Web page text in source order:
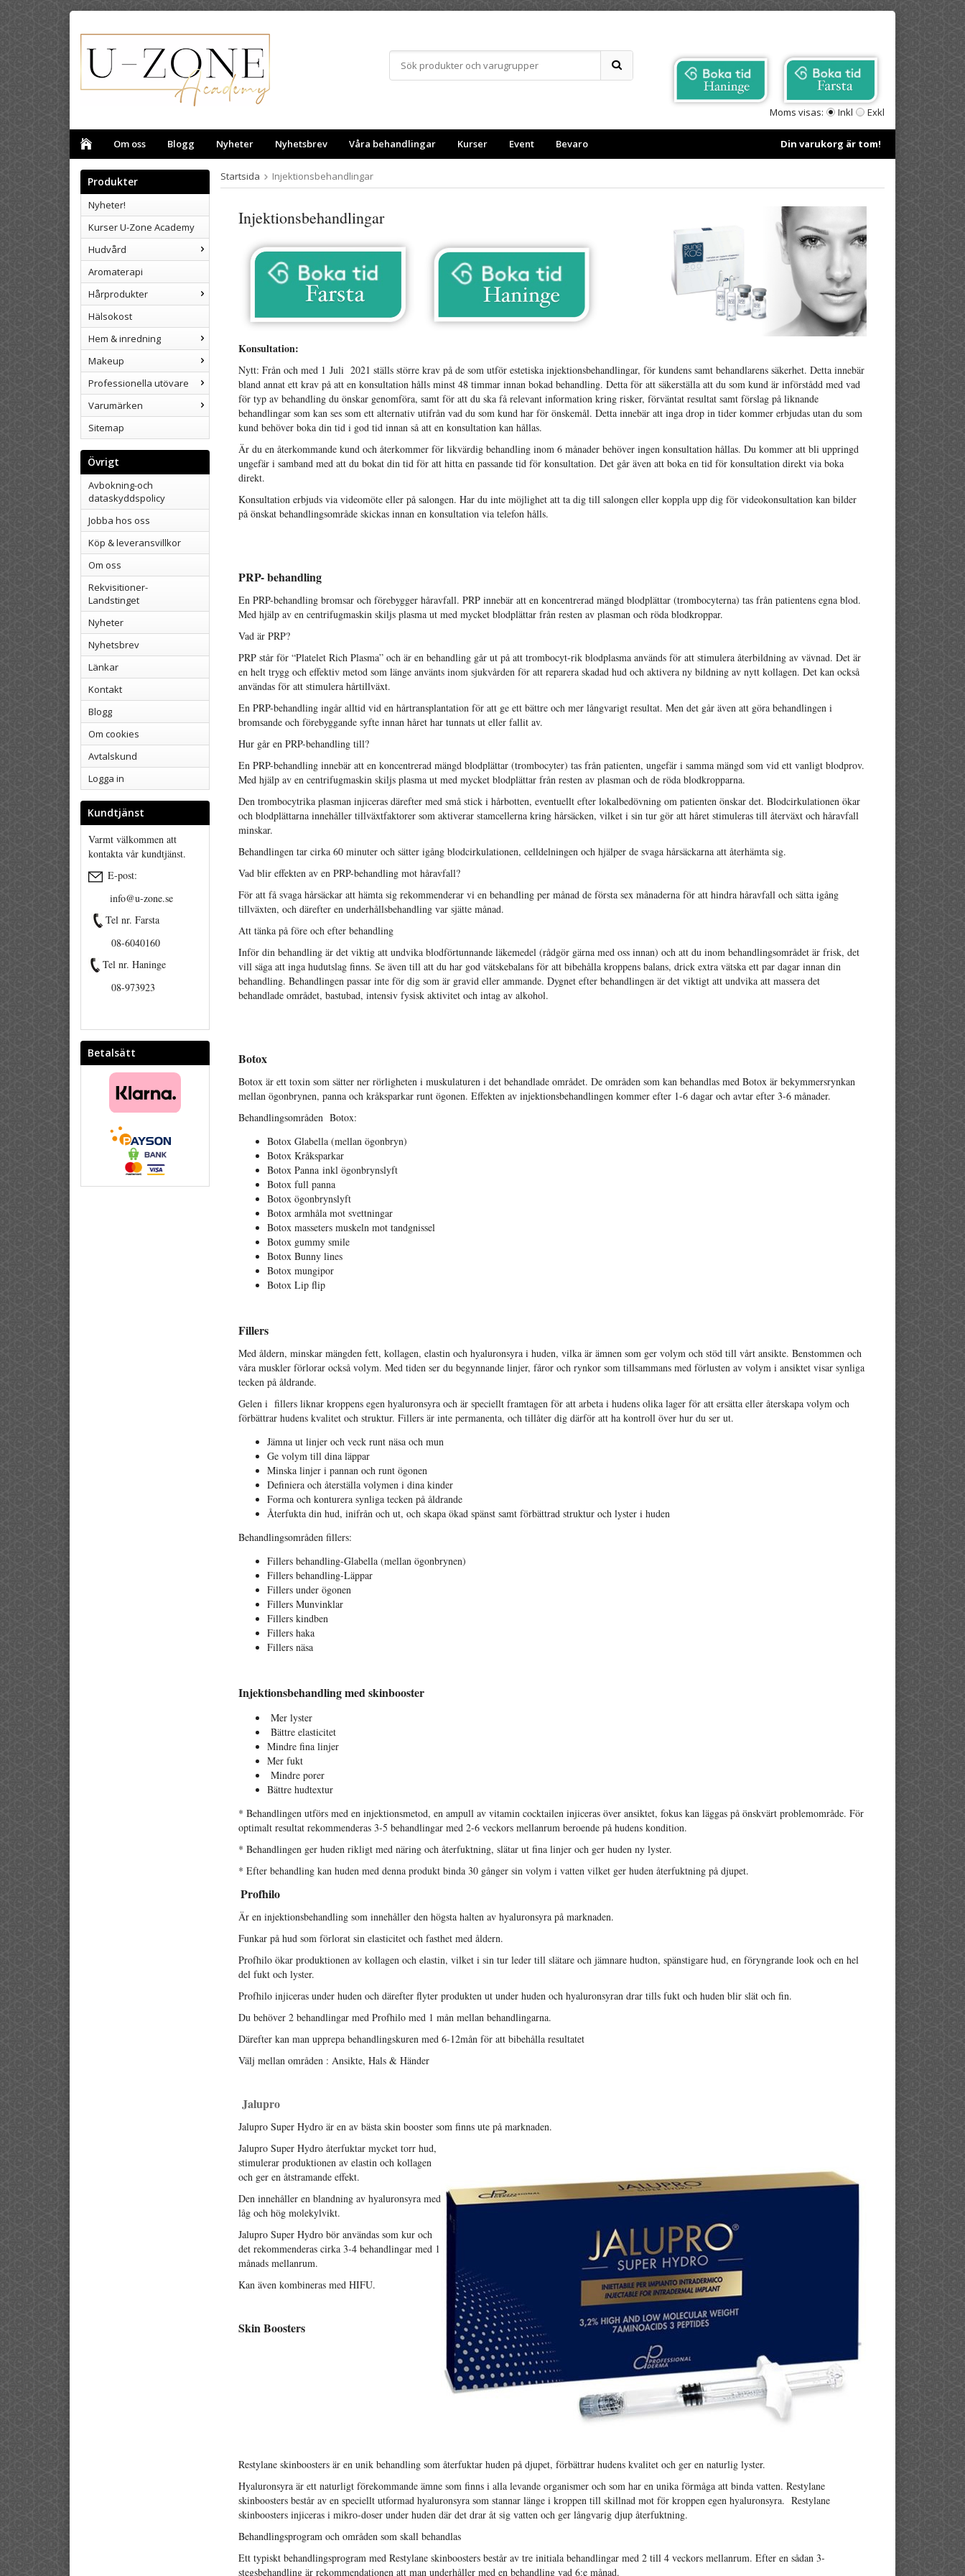
Moms visas: Inkl Exkl
Om oss Blogg Nyheter Nyhetsbrev Våra behandlingar Kurser Event Bevaro Din varukorg är tom!
Produkter
Nyheter!
Kurser U-Zone Academy
Hudvård
Aromaterapi
Hårprodukter
Hälsokost
Hem & inredning
Makeup
Professionella utövare
Varumärken
Sitemap
Övrigt
Avbokning-och
dataskyddspolicy
Jobba hos oss
Köp & leveransvillkor
Om oss
Rekvisitioner-
Landstinget
Nyheter
Nyhetsbrev
Länkar
Kontakt
Blogg
Om cookies
Avtalskund
Logga in
Kundtjänst
Varmt välkommen att
kontakta vår kundtjänst.
E-post:
info@u-zone.se
Tel nr. Farsta
08-6040160
Tel nr. Haninge
08-973923
Betalsätt
Startsida Injektionsbehandlingar
Injektionsbehandlingar
Konsultation:
Nytt: Från och med 1 Juli 2021 ställs större krav på de som utför estetiska injektionsbehandlingar, för kundens samt behandlarens säkerhet. Detta innebär
bland annat ett krav på att en konsultation hålls minst 48 timmar innan bokad behandling. Detta för att säkerställa att du som kund är införstådd med vad
för typ av behandling du önskar genomföra, samt för att du ska få relevant information kring risker, förväntat resultat samt förslag på liknande
behandlingar som kan ses som ett alternativ utifrån vad du som kund har för önskemål. Detta innebär att inga drop in tider kommer erbjudas utan du som
kund behöver boka din tid i god tid innan så att en konsultation kan hållas.
Är du en återkommande kund och återkommer för likvärdig behandling inom 6 månader behöver ingen konsultation hållas. Du kommer att bli uppringd
ungefär i samband med att du bokat din tid för att hitta en passande tid för konsultation. Det går även att boka en tid för konsultation direkt via boka
direkt.
Konsultation erbjuds via videomöte eller på salongen. Har du inte möjlighet att ta dig till salongen eller koppla upp dig för videokonsultation kan bilder
på önskat behandlingsområde skickas innan en konsultation via telefon hålls.
PRP- behandling
En PRP-behandling bromsar och förebygger håravfall. PRP innebär att en koncentrerad mängd blodplättar (trombocyterna) tas från patientens egna blod.
Med hjälp av en centrifugmaskin skiljs plasma ut med mycket blodplättar från resten av plasman och röda blodkroppar.
Vad är PRP?
PRP står för “Platelet Rich Plasma” och är en behandling går ut på att trombocyt-rik blodplasma används för att stimulera återbildning av vävnad. Det är
en helt trygg och effektiv metod som länge använts inom sjukvården för att reparera skadad hud och aktivera ny bildning av nytt kollagen. Det kan också
användas för att stimulera hårtillväxt.
En PRP-behandling ingår alltid vid en hårtransplantation för att ge ett bättre och mer långvarigt resultat. Men det går även att göra behandlingen i
bromsande och förebyggande syfte innan håret har tunnats ut eller fallit av.
Hur går en PRP-behandling till?
En PRP-behandling innebär att en koncentrerad mängd blodplättar (trombocyter) tas från patienten, ungefär i samma mängd som vid ett vanligt blodprov.
Med hjälp av en centrifugmaskin skiljs plasma ut med mycket blodplättar från resten av plasman och de röda blodkropparna.
Den trombocytrika plasman injiceras därefter med små stick i hårbotten, eventuellt efter lokalbedövning om patienten önskar det. Blodcirkulationen ökar
och blodplättarna innehåller tillväxtfaktorer som aktiverar stamcellerna kring hårsäcken, vilket i sin tur gör att håret stimuleras till återväxt och håravfall
minskar.
Behandlingen tar cirka 60 minuter och sätter igång blodcirkulationen, celldelningen och hjälper de svaga hårsäckarna att återhämta sig.
Vad blir effekten av en PRP-behandling mot håravfall?
För att få svaga hårsäckar att hämta sig rekommenderar vi en behandling per månad de första sex månaderna för att hindra håravfall och sätta igång
tillväxten, och därefter en underhållsbehandling var sjätte månad.
Att tänka på före och efter behandling
Inför din behandling är det viktig att undvika blodförtunnande läkemedel (rådgör gärna med oss innan) och att du inom behandlingsområdet är frisk, det
vill säga att inga hudutslag finns. Se även till att du har god vätskebalans för att bibehålla kroppens balans, drick extra vätska ett par dagar innan din
behandling. Behandlingen passar inte för dig som är gravid eller ammande. Dygnet efter behandlingen är det viktigt att undvika att massera det
behandlade området, bastubad, intensiv fysisk aktivitet och intag av alkohol.
Botox
Botox är ett toxin som sätter ner rörligheten i muskulaturen i det behandlade området. De områden som kan behandlas med Botox är bekymmersrynkan
mellan ögonbrynen, panna och kråksparkar runt ögonen. Effekten av injektionsbehandlingen kommer efter 1-6 dagar och avtar efter 3-6 månader.
Behandlingsområden Botox:
Botox Glabella (mellan ögonbryn)
Botox Kråksparkar
Botox Panna inkl ögonbrynslyft
Botox full panna
Botox ögonbrynslyft
Botox armhåla mot svettningar
Botox masseters muskeln mot tandgnissel
Botox gummy smile
Botox Bunny lines
Botox mungipor
Botox Lip flip
Fillers
Med åldern, minskar mängden fett, kollagen, elastin och hyaluronsyra i huden, vilka är ämnen som ger volym och stöd till vårt ansikte. Benstommen och
våra muskler förlorar också volym. Med tiden ser du begynnande linjer, fåror och rynkor som tillsammans med förlusten av volym i ansiktet visar synliga
tecken på åldrande.
Gelen i fillers liknar kroppens egen hyaluronsyra och är speciellt framtagen för att arbeta i hudens olika lager för att ersätta eller återskapa volym och
förbättrar hudens kvalitet och struktur. Fillers är inte permanenta, och tillåter dig därför att ha kontroll över hur du ser ut.
Jämna ut linjer och veck runt näsa och mun
Ge volym till dina läppar
Minska linjer i pannan och runt ögonen
Definiera och återställa volymen i dina kinder
Forma och konturera synliga tecken på åldrande
Återfukta din hud, inifrån och ut, och skapa ökad spänst samt förbättrad struktur och lyster i huden
Behandlingsområden fillers:
Fillers behandling-Glabella (mellan ögonbrynen)
Fillers behandling-Läppar
Fillers under ögonen
Fillers Munvinklar
Fillers kindben
Fillers haka
Fillers näsa
Injektionsbehandling med skinbooster
Mer lyster
Bättre elasticitet
Mindre fina linjer
Mer fukt
Mindre porer
Bättre hudtextur
* Behandlingen utförs med en injektionsmetod, en ampull av vitamin cocktailen injiceras över ansiktet, fokus kan läggas på önskvärt problemområde. För
optimalt resultat rekommenderas 3-5 behandlingar med 2-6 veckors mellanrum beroende på hudens kondition.
* Behandlingen ger huden rikligt med näring och återfuktning, slätar ut fina linjer och ger huden ny lyster.
* Efter behandling kan huden med denna produkt binda 30 gånger sin volym i vatten vilket ger huden återfuktning på djupet.
Profhilo
Är en injektionsbehandling som innehåller den högsta halten av hyaluronsyra på marknaden.
Funkar på hud som förlorat sin elasticitet och fasthet med åldern.
Profhilo ökar produktionen av kollagen och elastin, vilket i sin tur leder till slätare och jämnare hudton, spänstigare hud, en föryngrande look och en hel
del fukt och lyster.
Profhilo injiceras under huden och därefter flyter produkten ut under huden och hyaluronsyran drar tills fukt och huden blir slät och fin.
Du behöver 2 behandlingar med Profhilo med 1 mån mellan behandlingarna.
Därefter kan man upprepa behandlingskuren med 6-12mån för att bibehålla resultatet
Välj mellan områden : Ansikte, Hals & Händer
Jalupro
Jalupro Super Hydro är en av bästa skin booster som finns ute på marknaden.
Jalupro Super Hydro återfuktar mycket torr hud,
stimulerar produktionen av elastin och kollagen
och ger en åtstramande effekt.
Den innehåller en blandning av hyaluronsyra med
låg och hög molekylvikt.
Jalupro Super Hydro bör användas som kur och
det rekommenderas cirka 3-4 behandlingar med 1
månads mellanrum.
Kan även kombineras med HIFU.
Skin Boosters
Restylane skinboosters är en unik behandling som återfuktar huden på djupet, förbättrar hudens kvalitet och ger en naturlig lyster.
Hyaluronsyra är ett naturligt förekommande ämne som finns i alla levande organismer och som har en unika förmåga att binda vatten. Restylane
skinboosters består av en speciellt utformad hyaluronsyra som stannar länge i kroppen till skillnad mot för kroppen egen hyaluronsyra. Restylane
skinboosters injiceras i mikro-doser under huden där det drar åt sig vatten och ger långvarig djup återfuktning.
Behandlingsprogram och områden som skall behandlas
Ett typiskt behandlingsprogram med Restylane skinboosters består av tre initiala behandlingar med 2 till 4 veckors mellanrum. Efter en sådan 3-
stegsbehandling är rekommendationen att man underhåller med en behandling vad 6:e månad.